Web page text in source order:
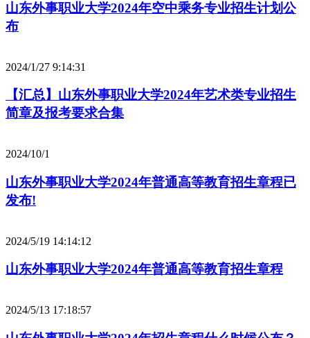
山东外事职业大学2024年空中乘务专业招生计划公
布
2024/1/27 9:14:31
【汇总】山东外事职业大学2024年艺术类专业招生
简章及报考要求合集
2024/10/1
山东外事职业大学2024年普通高等教育招生章程已
发布!
2024/5/19 14:14:12
山东外事职业大学2024年普通高等教育招生章程
2024/5/13 17:18:57